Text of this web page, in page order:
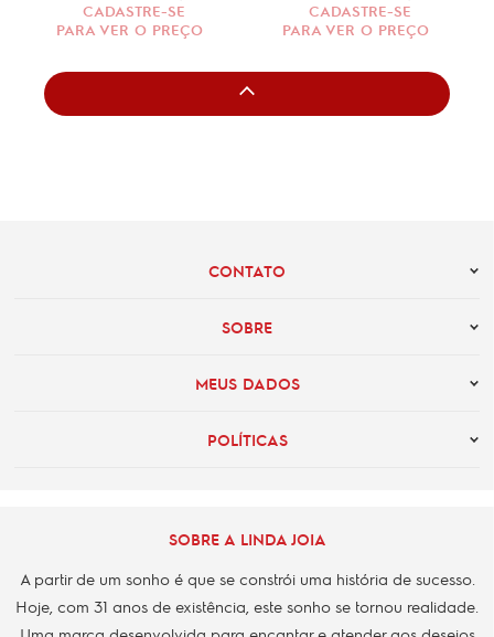
CADASTRE-SE
PARA VER O PREÇO
CADASTRE-SE
PARA VER O PREÇO
CONTATO
SOBRE
MEUS DADOS
POLÍTICAS
SOBRE A LINDA JOIA
A partir de um sonho é que se constrói uma história de sucesso.
Hoje, com 31 anos de existência, este sonho se tornou realidade.